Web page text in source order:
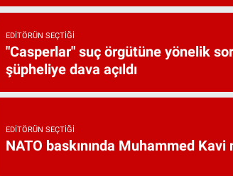
EDITÖRÜN SEÇTIĞI
"Casperlar" suç örgütüne yönelik
şüpheliye dava açıldı
EDITÖRÜN SEÇTIĞI
NATO baskınında Muhammed